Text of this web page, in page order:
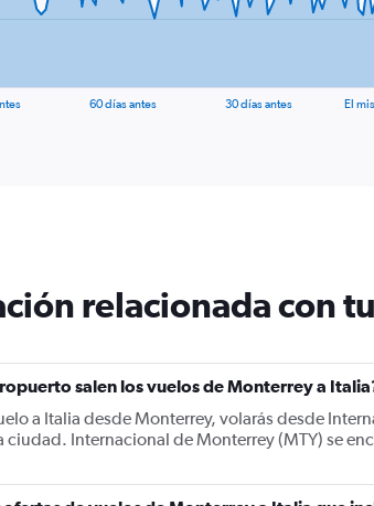
60 días antes 30 días antes El
relacionada con
salen los vuelos de Monterrey a
a Italia desde Monterrey, volarás desde
ciudad. Internacional de Monterrey (MTY) se